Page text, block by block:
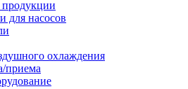
для насосов
охлаждения
приема